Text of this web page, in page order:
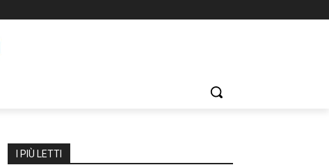
I PIÙ LETTI